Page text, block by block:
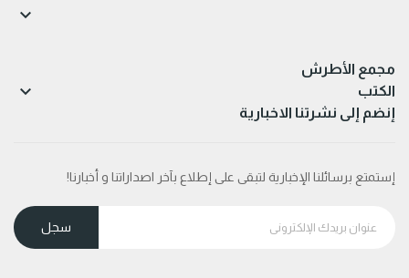
مجمع الأطرش

الكتب 
إنضم إلى نشرتنا الاخبارية
إستمتع برسائلنا الإخبارية لتبقى على إطلاع بآخر اصداراتنا و أخبارنا!